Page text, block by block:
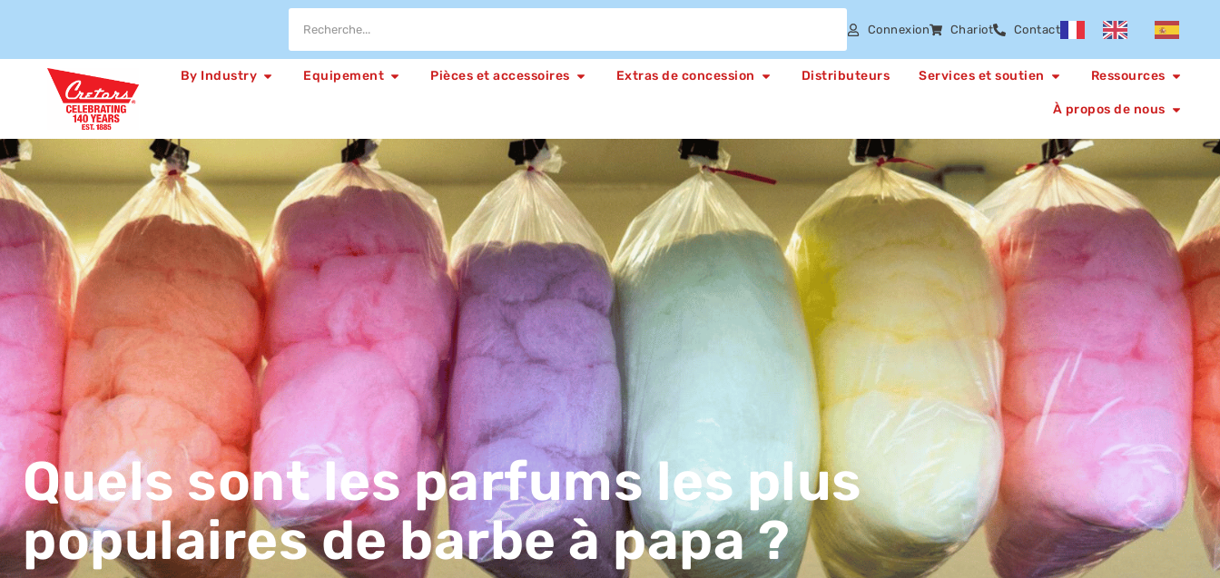
Connexion Chariot Contact
By Industry Equipement Pièces et accessoires Extras de concession Distributeurs Services et soutien Ressources
À propos de nous
Quels sont les parfums les plus
populaires de barbe à papa ?